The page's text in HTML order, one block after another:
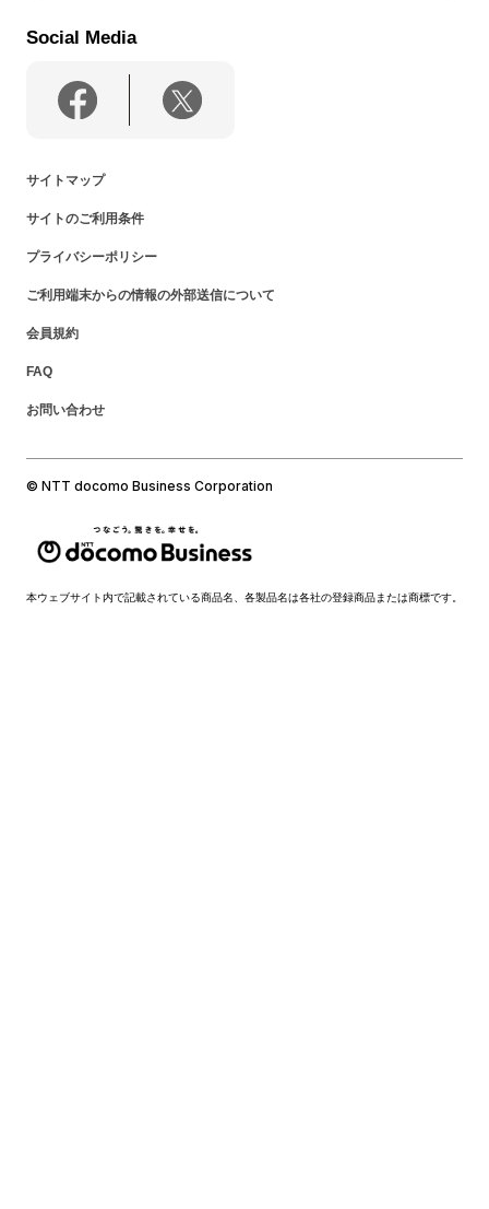
Social Media
サイトマップ
サイトのご利用条件
プライバシーポリシー
ご利用端末からの情報の外部送信について
会員規約
FAQ
お問い合わせ
© NTT docomo Business Corporation
本ウェブサイト内で記載されている商品名、各製品名は各社の登録商品または商標です。